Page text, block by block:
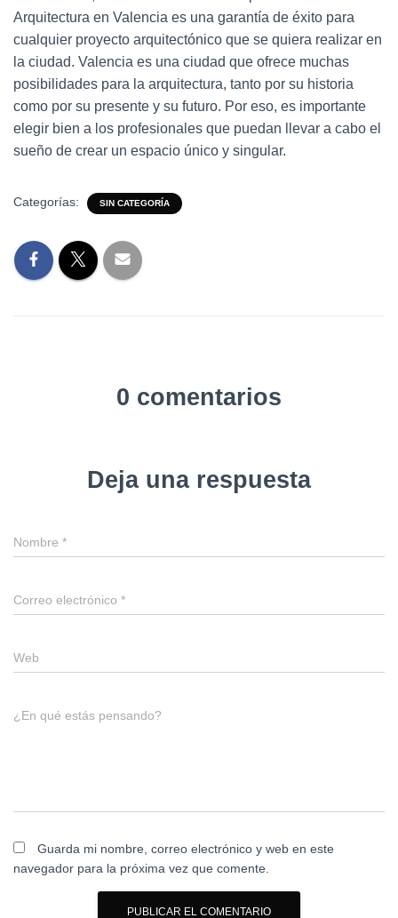
Arquitectura en Valencia es una garantía de éxito para
cualquier proyecto arquitectónico que se quiera realizar en
la ciudad. Valencia es una ciudad que ofrece muchas
posibilidades para la arquitectura, tanto por su historia
como por su presente y su futuro. Por eso, es importante
elegir bien a los profesionales que puedan llevar a cabo el
sueño de crear un espacio único y singular.
Categorías: SIN CATEGORÍA
0 comentarios
Deja una respuesta
Nombre *
Correo electrónico *
Web
¿En qué estás pensando?
Guarda mi nombre, correo electrónico y web en este
navegador para la próxima vez que comente.